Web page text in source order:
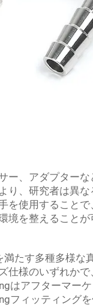
ー、アダプター
り、研究者は異
使用することで
を整えることが
たす多種多様な
仕様のいずれか
はアフターマー
フィッティング